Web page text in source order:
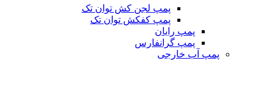
پمپ لجن کش توان تک
پمپ کفکش توان تک
پمپ رایان
پمپ گرانفارس
پمپ آب خارجی